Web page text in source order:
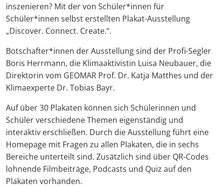
inszenieren? Mit der von Schüler*innen für
Schüler*innen selbst erstellten Plakat-Ausstellung
„Discover. Connect. Create.“.
Botschafter*innen der Ausstellung sind der Profi-Segler
Boris Herrmann, die Klimaaktivistin Luisa Neubauer, die
Direktorin vom GEOMAR Prof. Dr. Katja Matthes und der
Klimaexperte Dr. Tobias Bayr.
Auf über 30 Plakaten können sich Schülerinnen und
Schüler verschiedene Themen eigenständig und
interaktiv erschließen. Durch die Ausstellung führt eine
Homepage mit Fragen zu allen Plakaten, die in sechs
Bereiche unterteilt sind. Zusätzlich sind über QR-Codes
lohnende Filmbeiträge, Podcasts und Quiz auf den
Plakaten vorhanden.